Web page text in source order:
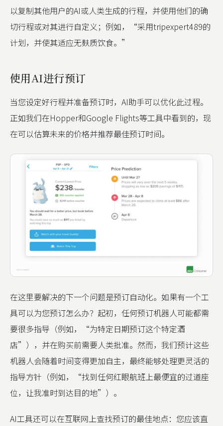
以复制其他用户的AI或人类生成的行程，并使用他们的确
切行程或对其进行自定义；例如，“采用tripexpert489的
计划，并使其适应无麸质饮食。”
使用AI进行预订
当您设定好行程并准备预订时，AI助手可以优化此过程。
正如我们在Hopper和Google Flights等工具中看到的，现
在可以估算未来的价格并推荐最佳预订时间。
在这里要解决的下一个问题是预订自动化。如果有一个工
具可以为您预订怎么办？起初，任何预订机器人可能都需
要很多指导（例如，“为特定日期预订这个特定酒
店”），并在购买前需要人类批准。然而，我们预计这些
机器人会随着时间变得更加自主，最终能够处理更灵活的
指导方针（例如，“找到任何红眼航班上最便宜的过道座
位，让我准时到达目的地”）。
AI工具还可以在互联网上查找预订的最佳地点：您应该直